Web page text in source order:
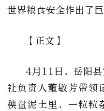
世界粮食安全作出了巨
【正文】
4月11日，岳阳
社负责人董敏芳带领
秧盘泥土里，一粒粒